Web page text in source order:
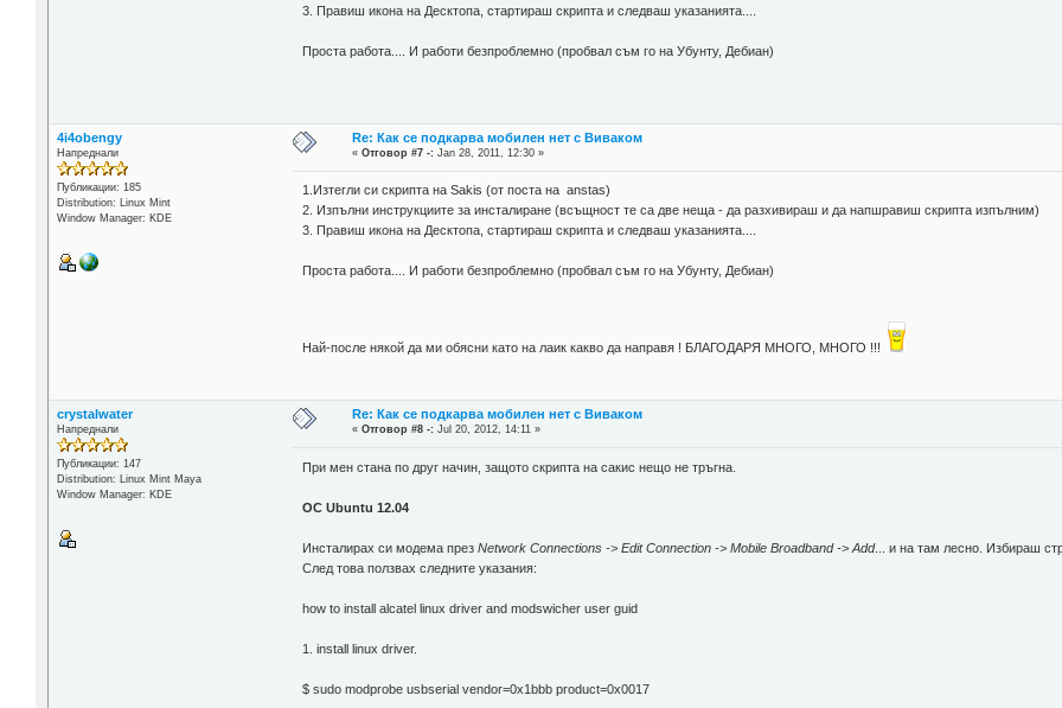
3. Правиш икона на Десктопа, стартираш скрипта и следваш указанията....
Проста работа.... И работи безпроблемно (пробвал съм го на Убунту, Дебиан)
4i4obengy
Напреднали
Публикации: 185
Distribution: Linux Mint
Window Manager: KDE
Re: Как се подкарва мобилен нет с Виваком
«Отговор #7 -: Jan 28, 2011, 12:30 »
1.Изтегли си скрипта на Sakis (от поста на anstas)
2. Изпълни инструкциите за инсталиране (всъщност те са две неща - да разхивираш и да напшравиш скрипта изпълним)
3. Правиш икона на Десктопа, стартираш скрипта и следваш указанията....
Проста работа.... И работи безпроблемно (пробвал съм го на Убунту, Дебиан)
Най-после някой да ми обясни като на лаик какво да направя ! БЛАГОДАРЯ МНОГО, МНОГО !!!
crystalwater
Напреднали
Публикации: 147
Distribution: Linux Mint Maya
Window Manager: KDE
Re: Как се подкарва мобилен нет с Виваком
«Отговор #8 -: Jul 20, 2012, 14:11 »
При мен стана по друг начин, защото скрипта на сакис нещо не тръгна.
ОС Ubuntu 12.04
Инсталирах си модема презNetwork Connections -> Edit Connection -> Mobile Broadband -> Add... и на там лесно. Избираш
След това ползвах следните указания:
how to install alcatel linux driver and modswicher user guid
1. install linux driver.
$ sudo modprobe usbserial vendor=0x1bbb product=0x0017